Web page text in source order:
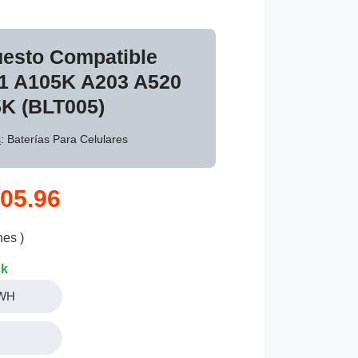
Compatible
A105K A203 A520
(BLT005)
: Baterías Para Celulares
)